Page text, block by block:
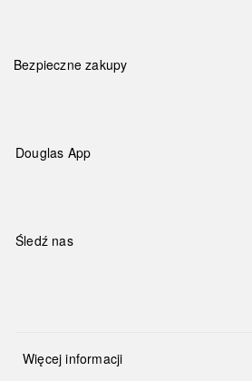
Bezpieczne zakupy
Douglas App
Śledź nas
Więcej informacji